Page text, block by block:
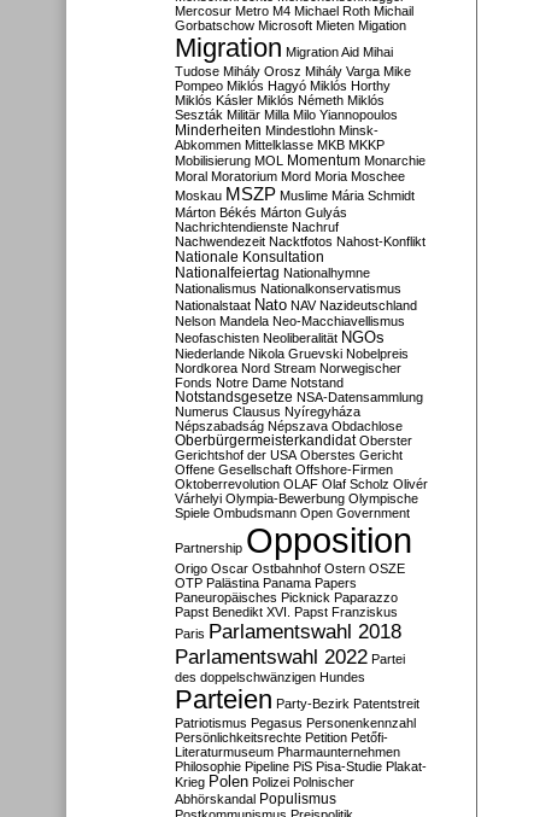
Mercosur Metro M4 Michael Roth Michail
Gorbatschow Microsoft Mieten Migation
Migration Migration Aid Mihai
Tudose Mihály Orosz Mihály Varga Mike
Pompeo Miklós Hagyó Miklós Horthy
Miklós Kásler Miklós Németh Miklós
Seszták Militär Milla Milo Yiannopoulos
Minderheiten Mindestlohn Minsk-
Abkommen Mittelklasse MKB MKKP
Mobilisierung MOL Momentum Monarchie
Moral Moratorium Mord Moria Moschee
Moskau MSZP Muslime Mária Schmidt
Márton Békés Márton Gulyás
Nachrichtendienste Nachruf
Nachwendezeit Nacktfotos Nahost-Konflikt
Nationale Konsultation
Nationalfeiertag Nationalhymne
Nationalismus Nationalkonservatismus
Nationalstaat Nato NAV Nazideutschland
Nelson Mandela Neo-Macchiavellismus
Neofaschisten Neoliberalität NGOs
Niederlande Nikola Gruevski Nobelpreis
Nordkorea Nord Stream Norwegischer
Fonds Notre Dame Notstand
Notstandsgesetze NSA-Datensammlung
Numerus Clausus Nyíregyháza
Népszabadság Népszava Obdachlose
Oberbürgermeisterkandidat Oberster
Gerichtshof der USA Oberstes Gericht
Offene Gesellschaft Offshore-Firmen
Oktoberrevolution OLAF Olaf Scholz Olivér
Várhelyi Olympia-Bewerbung Olympische
Spiele Ombudsmann Open Government
Partnership Opposition
Origo Oscar Ostbahnhof Ostern OSZE
OTP Palästina Panama Papers
Paneuropäisches Picknick Paparazzo
Papst Benedikt XVI. Papst Franziskus
Paris Parlamentswahl 2018
Parlamentswahl 2022 Partei
des doppelschwänzigen Hundes
Parteien Party-Bezirk Patentstreit
Patriotismus Pegasus Personenkennzahl
Persönlichkeitsrechte Petition Petőfi-
Literaturmuseum Pharmaunternehmen
Philosophie Pipeline PiS Pisa-Studie Plakat-
Krieg Polen Polizei Polnischer
Abhörskandal Populismus